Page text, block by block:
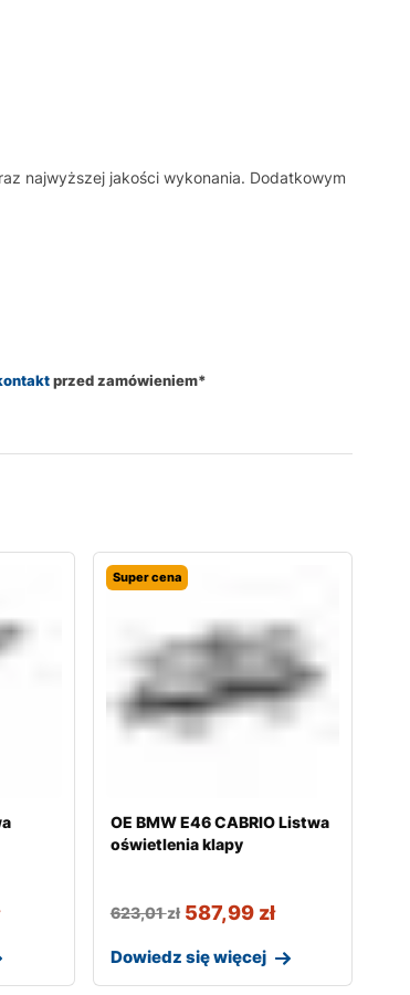
najwyższej jakości wykonania. Dodatkowym
przed zamówieniem*
Super cena
OE BMW E46 CABRIO Listwa
oświetlenia klapy
623,01zł 587,99 zł
Dowiedz się więcej